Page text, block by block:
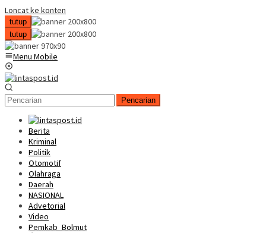
Loncat ke konten
tutup
tutup
Menu Mobile
Pencarian
Berita
Kriminal
Politik
Otomotif
Olahraga
Daerah
NASIONAL
Advetorial
Video
Pemkab_Bolmut